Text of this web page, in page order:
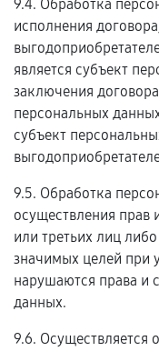
9.4. Обработка
исполнения
является субъект
заключения
персональных
субъект
9.5. Обработка
осуществления прав
или третьих лиц
значимых целей при
нарушаются права и
данных.
9.6. Осуществляется